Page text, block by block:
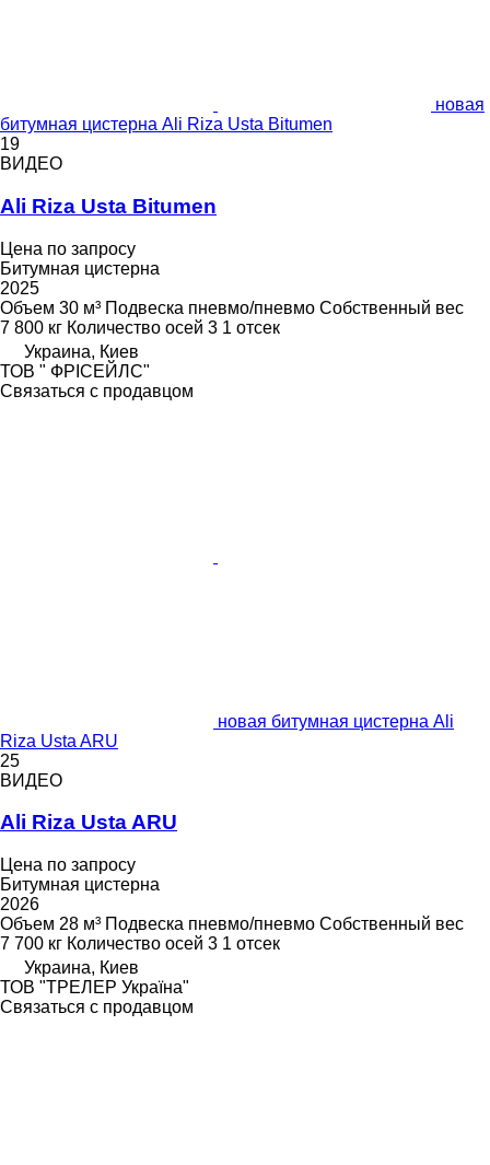
новая
битумная цистерна Ali Riza Usta Bitumen
19
ВИДЕО
Ali Riza Usta Bitumen
Цена по запросу
Битумная цистерна
2025
Объем 30 м³ Подвеска пневмо/пневмо Собственный вес
7 800 кг Количество осей 3 1 отсек
Украина, Киев
ТОВ " ФРІСЕЙЛС"
Связаться с продавцом
новая битумная цистерна Ali
Riza Usta ARU
25
ВИДЕО
Ali Riza Usta ARU
Цена по запросу
Битумная цистерна
2026
Объем 28 м³ Подвеска пневмо/пневмо Собственный вес
7 700 кг Количество осей 3 1 отсек
Украина, Киев
ТОВ "ТРЕЛЕР Україна"
Связаться с продавцом